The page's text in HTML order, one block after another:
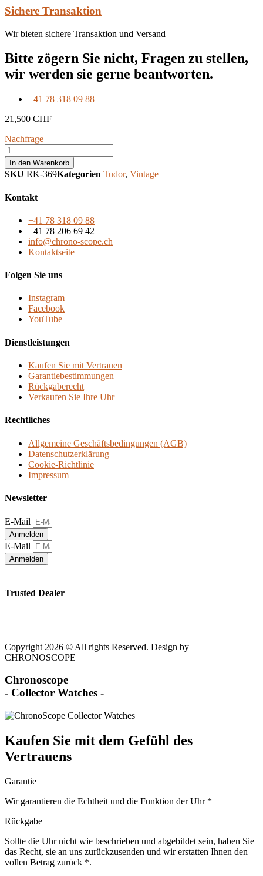
Sichere Transaktion
Wir bieten sichere Transaktion und Versand
Bitte zögern Sie nicht, Fragen zu stellen,
wir werden sie gerne beantworten.
+41 78 318 09 88
21,500 CHF
Nachfrage
Tudor
Monte
Carlo
Chronograph
7159
dials,
warranty
Menge
In den Warenkorb
SKU RK-369Kategorien Tudor, Vintage
Kontakt
+41 78 318 09 88
+41 78 206 69 42
info@chrono-scope.ch
Kontaktseite
Folgen Sie uns
Instagram
Facebook
YouTube
Dienstleistungen
Kaufen Sie mit Vertrauen
Garantiebestimmungen
Rückgaberecht
Verkaufen Sie Ihre Uhr
Rechtliches
Allgemeine Geschäftsbedingungen (AGB)
Datenschutzerklärung
Cookie-Richtlinie
Impressum
Newsletter
E-Mail
Anmelden
E-Mail
Anmelden
Trusted Dealer
Copyright 2026 © All rights Reserved. Design by
CHRONOSCOPE
Chronoscope
- Collector Watches -
Kaufen Sie mit dem Gefühl des
Vertrauens
Garantie
Wir garantieren die Echtheit und die Funktion der Uhr *
Rückgabe
Sollte die Uhr nicht wie beschrieben und abgebildet sein, haben Sie
das Recht, sie an uns zurückzusenden und wir erstatten Ihnen den
vollen Betrag zurück *.